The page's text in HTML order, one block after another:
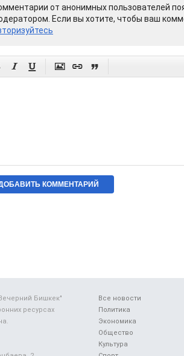
от анонимных пользователей
Если вы хотите, чтобы ваш
    
Все новости
Политика
Экономика
Общество
Культура
Бишкек"
ресурсах